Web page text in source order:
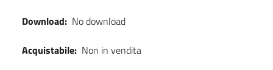
Download: No download
Acquistabile: Non in vendita